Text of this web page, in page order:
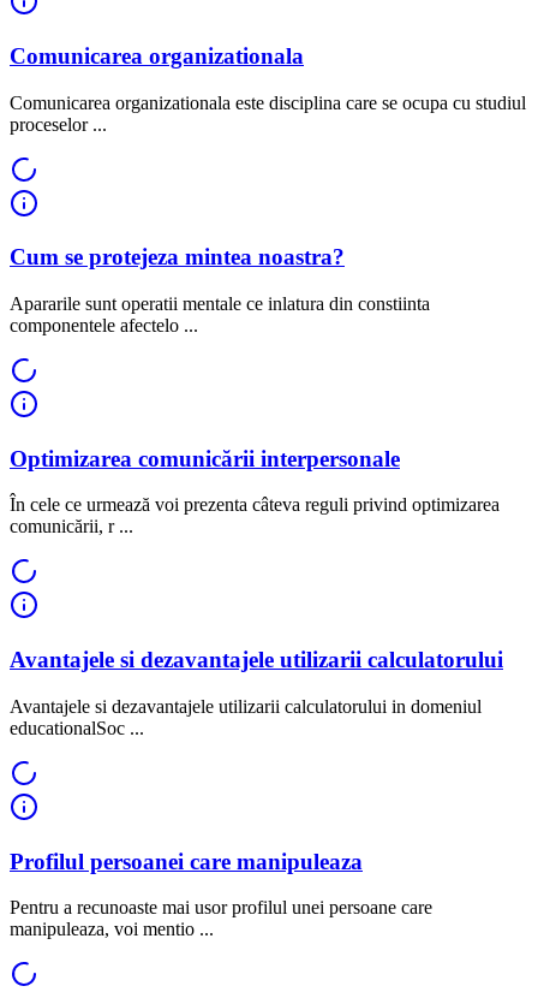
Comunicarea organizationala
Comunicarea organizationala este disciplina care se ocupa cu studiul
proceselor ...
Cum se protejeza mintea noastra?
Apararile sunt operatii mentale ce inlatura din constiinta
componentele afectelo ...
Optimizarea comunicării interpersonale
În cele ce urmează voi prezenta câteva reguli privind optimizarea
comunicării, r ...
Avantajele si dezavantajele utilizarii calculatorului
Avantajele si dezavantajele utilizarii calculatorului in domeniul
educationalSoc ...
Profilul persoanei care manipuleaza
Pentru a recunoaste mai usor profilul unei persoane care
manipuleaza, voi mentio ...